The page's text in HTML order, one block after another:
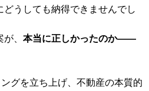
どうしても納得できませんでし
、 本当に正しかったのか――
グを立ち上げ、不動産の本質的